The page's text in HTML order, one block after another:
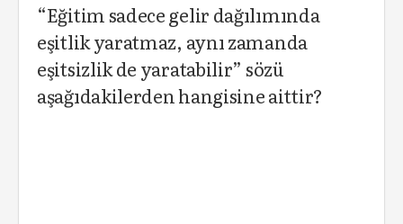
“Eğitim sadece gelir dağılımında
eşitlik yaratmaz, aynı zamanda
eşitsizlik de yaratabilir” sözü
aşağıdakilerden hangisine aittir?